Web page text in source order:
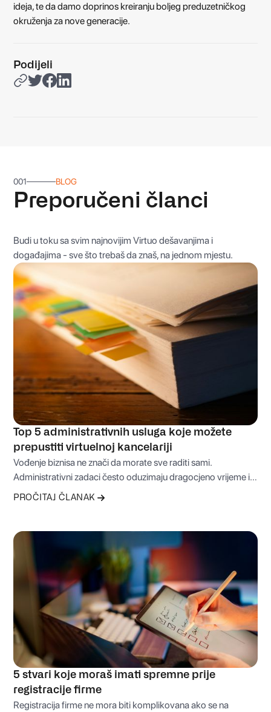
ideja, te da damo doprinos kreiranju boljeg preduzetničkog
okruženja za nove generacije.
Podijeli
001 BLOG
Preporučeni članci
Budi u toku sa svim najnovijim Virtuo dešavanjima i
događajima - sve što trebaš da znaš, na jednom mjestu.
Top 5 administrativnih usluga koje možete
prepustiti virtuelnoj kancelariji
Vođenje biznisa ne znači da morate sve raditi sami.
Administrativni zadaci često oduzimaju dragocjeno vrijeme i
odvlače fokus sa onoga što je zaista važno – rasta i razvoja
bezbrižno prepustite profesionalcima.
PROČITAJ ČLANAK
5 stvari koje moraš imati spremne prije
registracije firme
Registracija firme ne mora biti komplikovana ako se na